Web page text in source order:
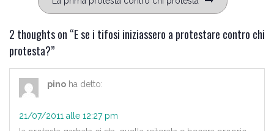
2 thoughts on “E se i tifosi iniziassero a protestare contro chi
protesta?”
pino ha detto:
21/07/2011 alle 12:27 pm